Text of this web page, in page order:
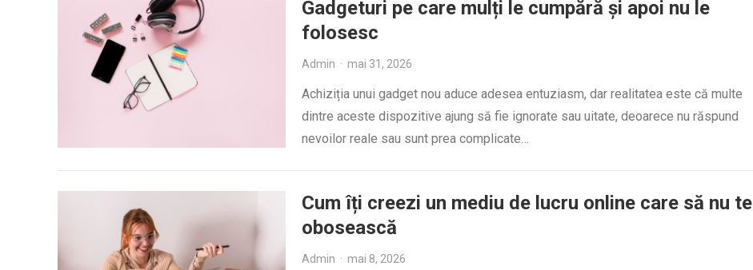
Gadgeturi pe care mulți le cumpără și apoi nu le
folosesc
Admin · mai 31, 2026
Achiziția unui gadget nou aduce adesea entuziasm, dar realitatea este că multe
dintre aceste dispozitive ajung să fie ignorate sau uitate, deoarece nu răspund
nevoilor reale sau sunt prea complicate…
Cum îți creezi un mediu de lucru online care să nu te
obosească
Admin · mai 8, 2026